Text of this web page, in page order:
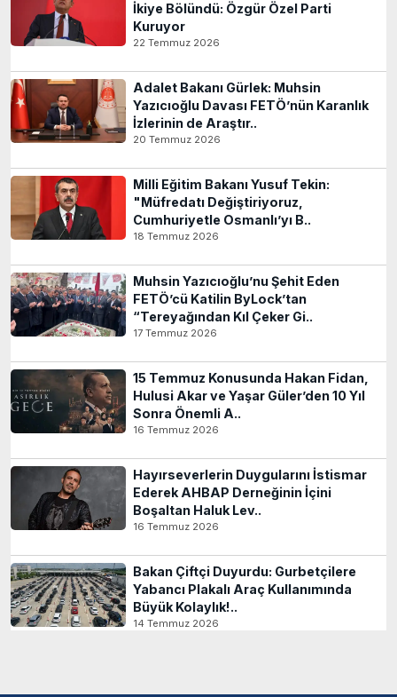
İkiye Bölündü: Özgür Özel Parti
Kuruyor
22 Temmuz 2026
Adalet Bakanı Gürlek: Muhsin
Yazıcıoğlu Davası FETÖ’nün Karanlık
İzlerinin de Araştır..
20 Temmuz 2026
Milli Eğitim Bakanı Yusuf Tekin:
"Müfredatı Değiştiriyoruz,
Cumhuriyetle Osmanlı’yı B..
18 Temmuz 2026
Muhsin Yazıcıoğlu’nu Şehit Eden
FETÖ’cü Katilin ByLock’tan
“Tereyağından Kıl Çeker Gi..
17 Temmuz 2026
15 Temmuz Konusunda Hakan Fidan,
Hulusi Akar ve Yaşar Güler’den 10 Yıl
Sonra Önemli A..
16 Temmuz 2026
Hayırseverlerin Duygularını İstismar
Ederek AHBAP Derneğinin İçini
Boşaltan Haluk Lev..
16 Temmuz 2026
Bakan Çiftçi Duyurdu: Gurbetçilere
Yabancı Plakalı Araç Kullanımında
Büyük Kolaylık!..
14 Temmuz 2026